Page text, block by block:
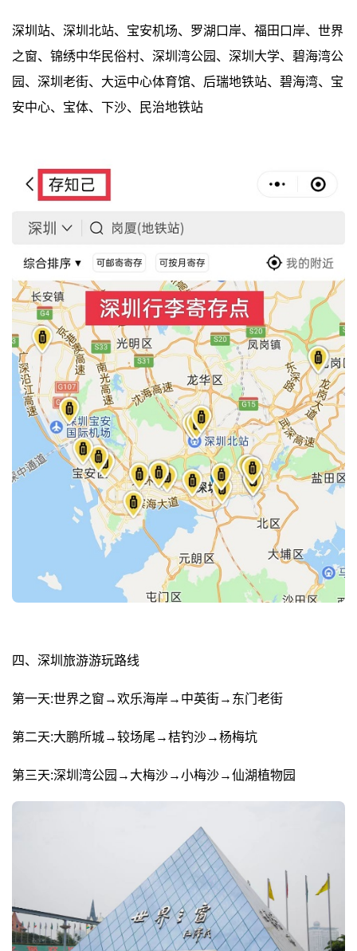
深圳站、深圳北站、宝安机场、罗湖口岸、福田口岸、世界
之窗、锦绣中华民俗村、深圳湾公园、深圳大学、碧海湾公
园、深圳老街、大运中心体育馆、后瑞地铁站、碧海湾、宝
安中心、宝体、下沙、民治地铁站
四、深圳旅游游玩路线
第一天:世界之窗→欢乐海岸→中英街→东门老街
第二天:大鹏所城→较场尾→桔钓沙→杨梅坑
第三天:深圳湾公园→大梅沙→小梅沙→仙湖植物园